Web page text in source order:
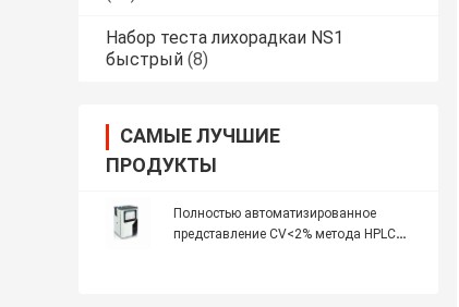
Набор теста лихорадкаи NS1
быстрый (8)
САМЫЕ ЛУЧШИЕ
ПРОДУКТЫ
Полностью автоматизированное
представление CV<2% метода HPLC